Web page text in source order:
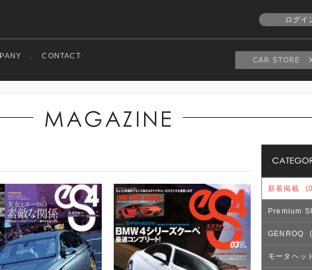
ログイ
. CONTACT
新着掲載
Premium
GENROQ
モータヘッ